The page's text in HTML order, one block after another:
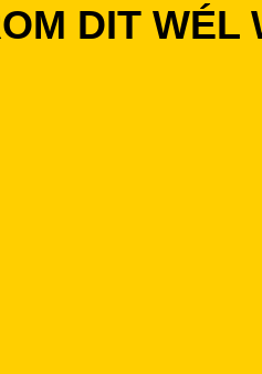
DIT WÉL